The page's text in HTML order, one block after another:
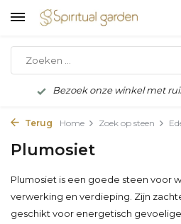
Bezoek onze winkel met
Terug Home Zoek op steen
Plumosiet
Plumosiet is een goede steen voor
verwerking en verdieping. Zijn
geschikt voor energetisch